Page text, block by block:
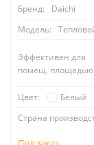
Бренд:
Daichi
Модель:
Эффективен для
помещ. площадью
Цвет:
Белый
Страна